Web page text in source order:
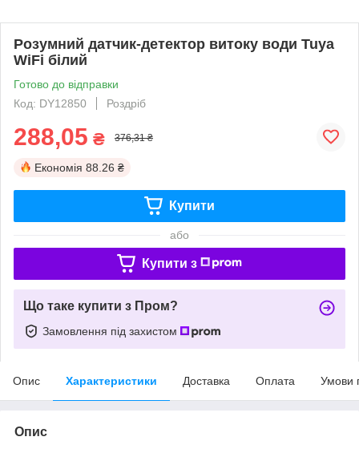
Розумний датчик-детектор витоку води Tuya
WiFi білий
Готово до відправки
Код: DY12850
Роздріб
288,05 ₴ 376,31 ₴
Економія 88.26 ₴
Купити
або
Купити з
Що таке купити з Пром?
Замовлення під захистом
Опис Характеристики Доставка Оплата Умови
Опис